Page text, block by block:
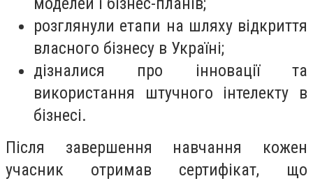
розглянули етапи на шляху відкриття
власного бізнесу в Україні;
дізналися про інновації та
використання штучного інтелекту в
бізнесі.
Після завершення навчання кожен
учасник отримав сертифікат, що